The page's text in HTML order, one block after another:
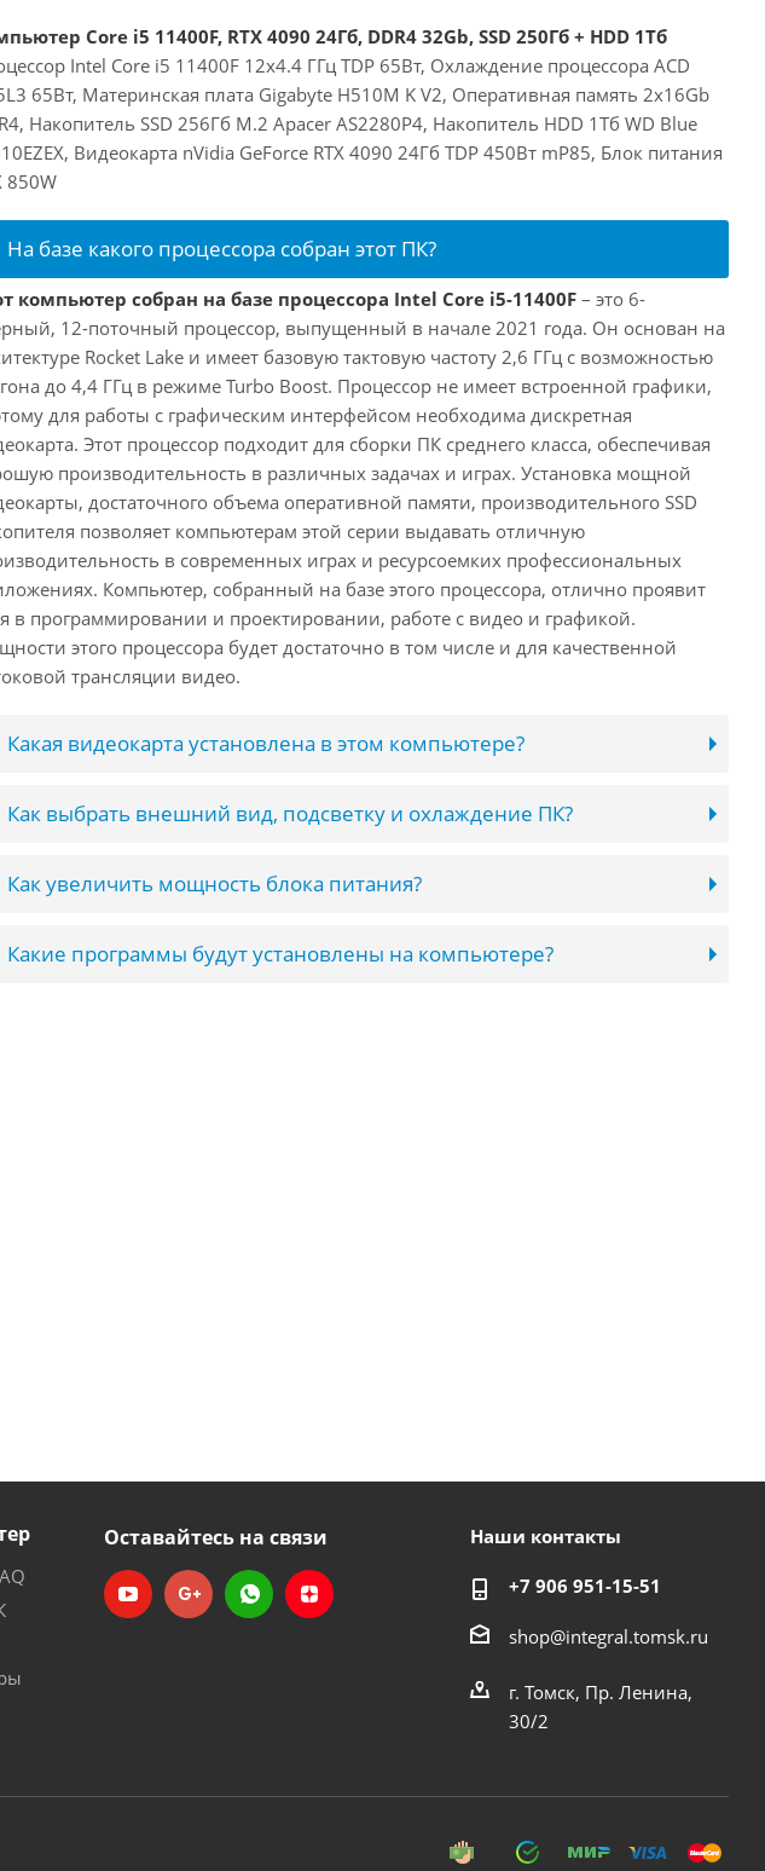
Core i5 11400F, RTX 4090 24Гб, DDR4 32Gb, SSD 250Гб + HDD 1Тб
Intel Core i5 11400F 12x4.4 ГГц TDP 65Вт, Охлаждение процессора ACD
65Вт, Материнская плата Gigabyte H510M K V2, Оперативная память 2x16Gb
Накопитель SSD 256Гб M.2 Apacer AS2280P4, Накопитель HDD 1Тб WD Blue
Видеокарта nVidia GeForce RTX 4090 24Гб TDP 450Вт mP85, Блок питания
850W
На базе какого процессора собран этот ПК?
компьютер собран на базе процессора Intel Core i5-11400F – это 6-
12-поточный процессор, выпущенный в начале 2021 года. Он основан на
Rocket Lake и имеет базовую тактовую частоту 2,6 ГГц с возможностью
до 4,4 ГГц в режиме Turbo Boost. Процессор не имеет встроенной графики,
для работы с графическим интерфейсом необходима дискретная
Этот процессор подходит для сборки ПК среднего класса, обеспечивая
производительность в различных задачах и играх. Установка мощной
достаточного объема оперативной памяти, производительного SSD
позволяет компьютерам этой серии выдавать отличную
в современных играх и ресурсоемких профессиональных
Компьютер, собранный на базе этого процессора, отлично проявит
в программировании и проектировании, работе с видео и графикой.
этого процессора будет достаточно в том числе и для качественной
трансляции видео.
Какая видеокарта установлена в этом компьютере?
Как выбрать внешний вид, подсветку и охлаждение ПК?
Как увеличить мощность блока питания?
Какие программы будут установлены на компьютере?
Оставайтесь на связи Наши контакты
+7 906 951-15-51
shop@integral.tomsk.ru
г. Томск, Пр. Ленина,
30/2